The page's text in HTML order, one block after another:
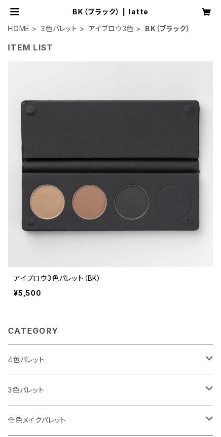
BK（ブラック） | latte
HOME
3色パレット アイブロウ3色 BK（ブラック）
ITEM LIST
アイブロウ3色パレット（BK）
¥5,500
CATEGORY
4色パレット
I LOVE パレット
Spring（春）
I CAN MAKE パレット
3色パレット
アイブロウ3色
全色メイクパレット